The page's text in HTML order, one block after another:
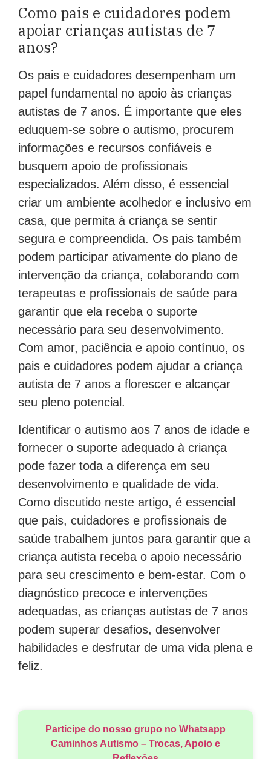
Como pais e cuidadores podem
apoiar crianças autistas de 7
anos?
Os pais e cuidadores desempenham um
papel fundamental no apoio às crianças
autistas de 7 anos. É importante que eles
eduquem-se sobre o autismo, procurem
informações e recursos confiáveis e
busquem apoio de profissionais
especializados. Além disso, é essencial
criar um ambiente acolhedor e inclusivo em
casa, que permita à criança se sentir
segura e compreendida. Os pais também
podem participar ativamente do plano de
intervenção da criança, colaborando com
terapeutas e profissionais de saúde para
garantir que ela receba o suporte
necessário para seu desenvolvimento.
Com amor, paciência e apoio contínuo, os
pais e cuidadores podem ajudar a criança
autista de 7 anos a florescer e alcançar
seu pleno potencial.
Identificar o autismo aos 7 anos de idade e
fornecer o suporte adequado à criança
pode fazer toda a diferença em seu
desenvolvimento e qualidade de vida.
Como discutido neste artigo, é essencial
que pais, cuidadores e profissionais de
saúde trabalhem juntos para garantir que a
criança autista receba o apoio necessário
para seu crescimento e bem-estar. Com o
diagnóstico precoce e intervenções
adequadas, as crianças autistas de 7 anos
podem superar desafios, desenvolver
habilidades e desfrutar de uma vida plena e
feliz.
Participe do nosso grupo no Whatsapp
Caminhos Autismo – Trocas, Apoio e
Reflexões